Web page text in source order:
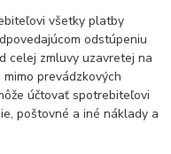
všetky platby
odstúpeniu
celej zmluvy uzavretej na
prevádzkových
účtovať spotrebiteľovi
poštovné a iné náklady a